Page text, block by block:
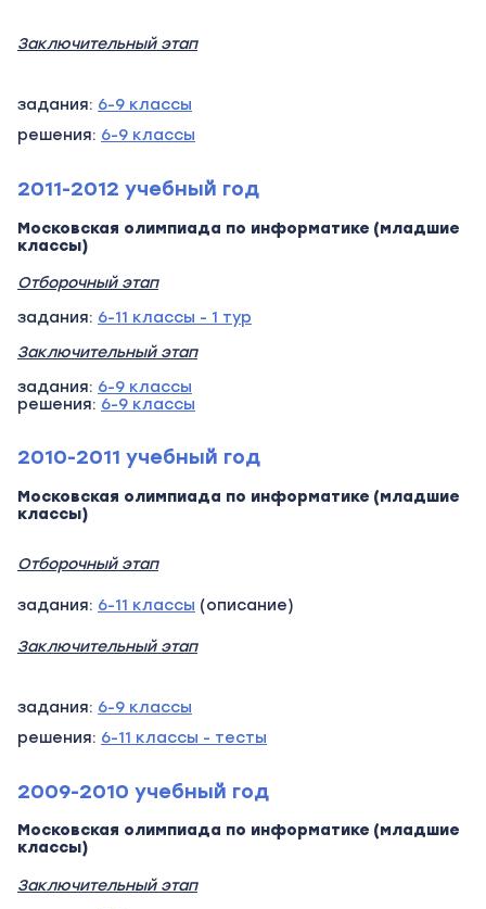
Заключительный этап
задания: 6-9 классы
решения: 6-9 классы
2011-2012 учебный год
Московская олимпиада по информатике (младшие
классы)
Отборочный этап
задания: 6-11 классы - 1 тур
Заключительный этап
задания: 6-9 классы
решения: 6-9 классы
2010-2011 учебный год
Московская олимпиада по информатике (младшие
классы)
Отборочный этап
задания: 6-11 классы (описание)
Заключительный этап
задания: 6-9 классы
решения: 6-11 классы - тесты
2009-2010 учебный год
Московская олимпиада по информатике (младшие
классы)
Заключительный этап